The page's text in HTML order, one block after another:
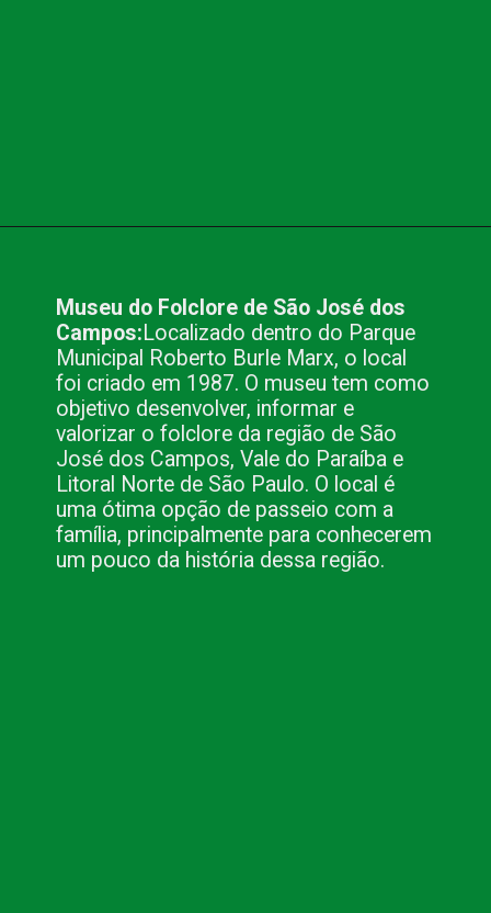
Museu do Folclore de São José dos
Campos:Localizado dentro do Parque
Municipal Roberto Burle Marx, o local
foi criado em 1987. O museu tem como
objetivo desenvolver, informar e
valorizar o folclore da região de São
José dos Campos, Vale do Paraíba e
Litoral Norte de São Paulo. O local é
uma ótima opção de passeio com a
família, principalmente para conhecerem
um pouco da história dessa região.